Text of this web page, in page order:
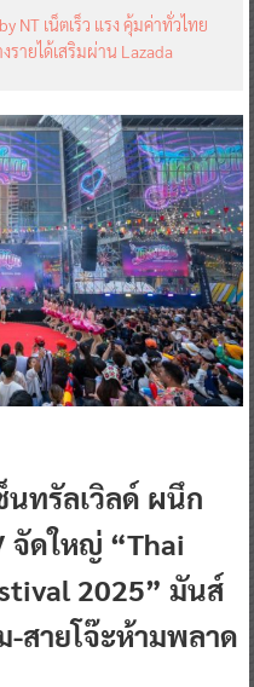
NT เน็ตเร็ว แรง คุ้มค่าทั่วไทย
รายได้เสริมผ่าน Lazada
นทรัลเวิลด์ ผนึก
จัดใหญ่ “Thai
2025” มันส์
-สายโจ๊ะห้ามพลาด